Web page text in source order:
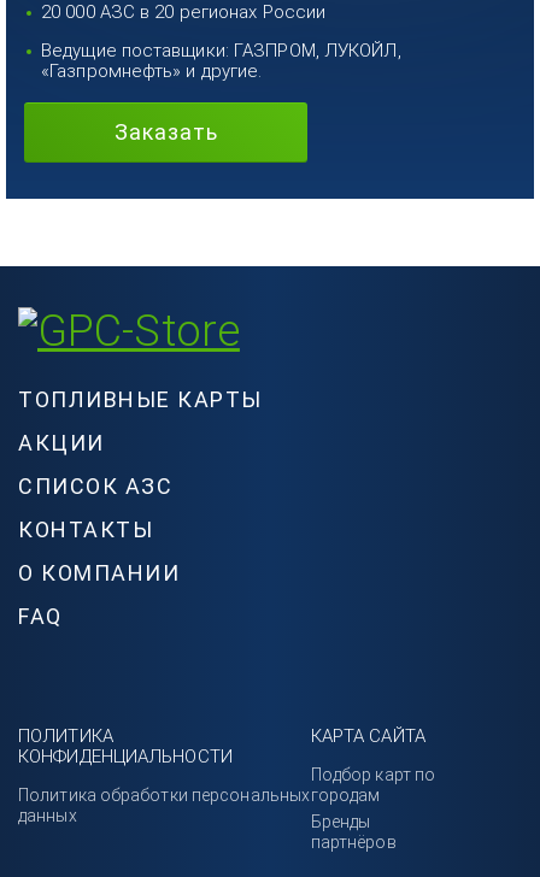
20 000 АЗС в 20 регионах России
Ведущие поставщики: ГАЗПРОМ, ЛУКОЙЛ,
«Газпромнефть» и другие.
Заказать
ТОПЛИВНЫЕ КАРТЫ
АКЦИИ
СПИСОК АЗС
КОНТАКТЫ
О КОМПАНИИ
FAQ
ПОЛИТИКА
КОНФИДЕНЦИАЛЬНОСТИ
Политика обработки персональных
данных
КАРТА САЙТА
Подбор карт по
городам
Бренды
партнёров